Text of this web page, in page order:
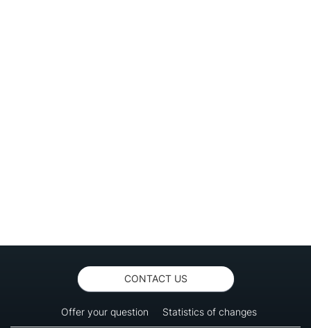
CONTACT US
Offer your question Statistics of changes